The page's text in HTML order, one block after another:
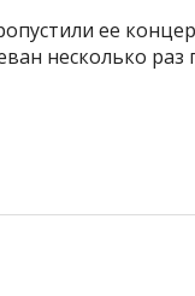
ее
несколько